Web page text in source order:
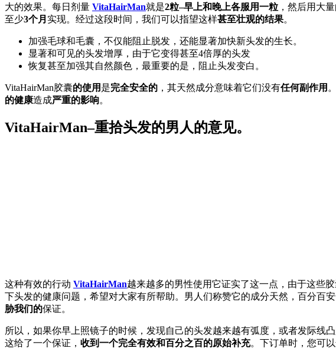
大的效果。每日剂量 VitaHairMan就是2粒–早上和晚上各服用一粒 ，然后用大
至少3个月 实现。经过这段时间，我们可以指望这样甚至壮观的结果。
加强毛球和毛囊，不仅能阻止脱发，还能显著加快新头发的生长。
显著和可见的头发增厚，由于它变得甚至4倍厚的头发
恢复甚至加强其自然颜色，最重要的是，阻止头发变白。
VitaHairMan胶囊的使用 是完全安全的 ，其天然成分意味着它们没有任何副作用
的健康造成严重的影响。
VitaHairMan–重拾头发的男人的意见。
这种有效的行动 VitaHairMan越来越多的男性使用它证实了这一点，由于这些
下头发的健康问题，希望对大家有所帮助。男人们称赞它的成分天然，百分百
胁我们的保证。
所以，如果你早上照镜子的时候，发现自己的头发越来越有弧度，或者发际线
这给了一个保证， 收到一个完全有效和百分之百的原始补充。下订单时，您可